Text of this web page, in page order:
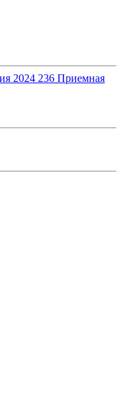
2024 236 Приемная